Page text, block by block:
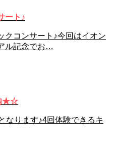
ート♪
クコンサート♪今回はイオン
ル記念でお…
★☆
なります♪4回体験できるキ